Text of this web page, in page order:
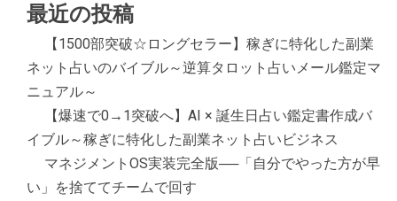
最近の投稿
【1500部突破☆ロングセラー】稼ぎに特化した副業
ネット占いのバイブル～逆算タロット占いメール鑑定マ
ニュアル～
【爆速で0→1突破へ】AI × 誕生日占い鑑定書作成バ
イブル～稼ぎに特化した副業ネット占いビジネス
マネジメントOS実装完全版──「自分でやった方が早
い」を捨ててチームで回す